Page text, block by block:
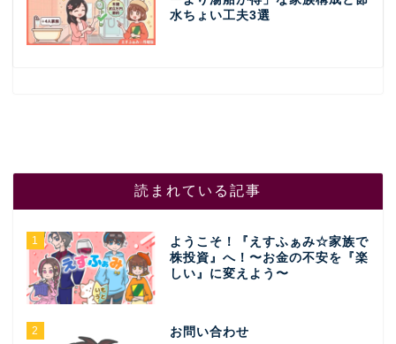
水ちょい工夫3選
読まれている記事
1
ようこそ！『えすふぁみ☆家族で
株投資』へ！〜お金の不安を『楽
しい』に変えよう〜
2 お問い合わせ